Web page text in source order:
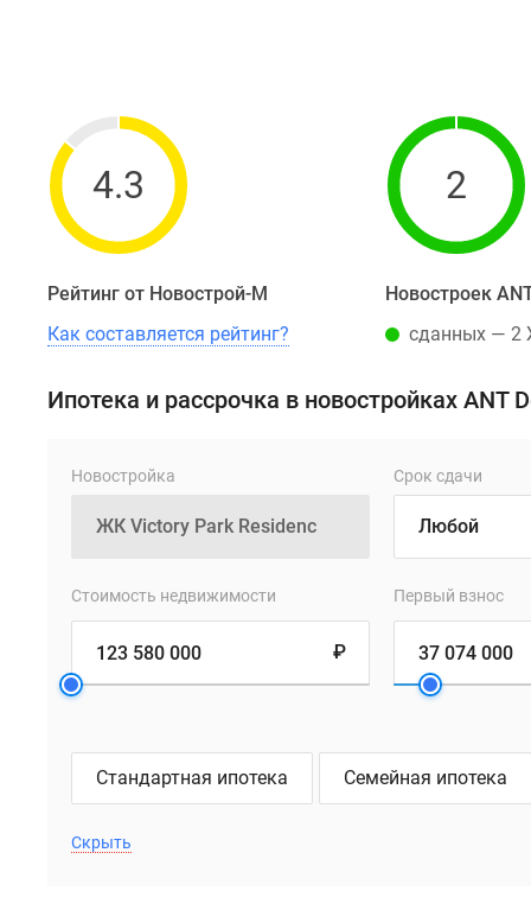
4.3
Рейтинг от Новострой-М
Как составляется рейтинг?
2
Новостроек
сданных — 2
Ипотека и рассрочка в новостройках ANT
Новостройка Срок сдачи
Стоимость недвижимости
₽
Первый взнос
Стандартная ипотека Семейная ипотека
Скрыть